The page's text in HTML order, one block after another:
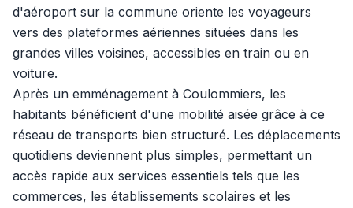
d'aéroport sur la commune oriente les voyageurs
vers des plateformes aériennes situées dans les
grandes villes voisines, accessibles en train ou en
voiture.
Après un emménagement à Coulommiers, les
habitants bénéficient d'une mobilité aisée grâce à ce
réseau de transports bien structuré. Les déplacements
quotidiens deviennent plus simples, permettant un
accès rapide aux services essentiels tels que les
commerces, les établissements scolaires et les